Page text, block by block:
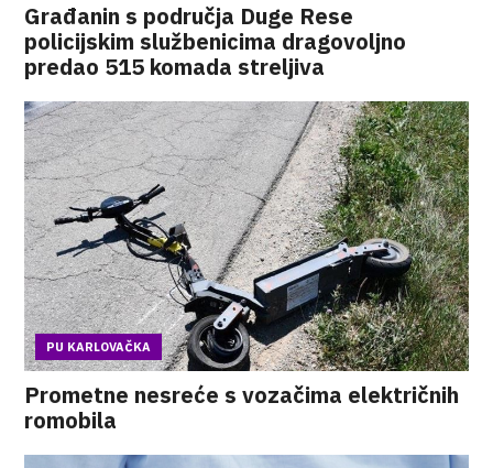
Građanin s područja Duge Rese
policijskim službenicima dragovoljno
predao 515 komada streljiva
PU KARLOVAČKA
Prometne nesreće s vozačima električnih
romobila